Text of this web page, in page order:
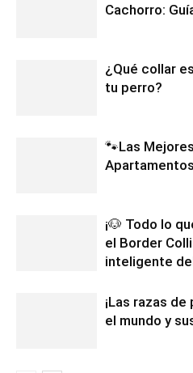
Cachorro:
¿Qué collar
tu perro?
🐾Las
Apartamentos
¡🐶 Todo lo
el Border
inteligente
¡Las razas
el mundo y